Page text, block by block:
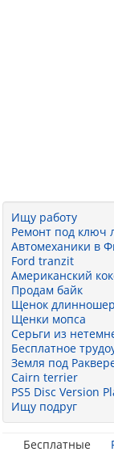
Ищу работу
Ремонт под ключ
Автомеханики в
Ford tranzit
Американский
Продам байк
Щенок
Щенки мопса
Серьги из
Бесплатное
Земля под
Cairn terrier
PS5 Disc Version
Ищу подруг
Бесплатные